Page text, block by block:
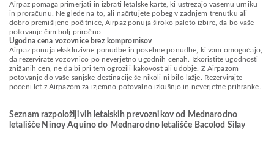
Airpaz pomaga primerjati in izbrati letalske karte, ki ustrezajo vašemu urniku
in proračunu. Ne glede na to, ali načrtujete pobeg v zadnjem trenutku ali
dobro premišljene počitnice, Airpaz ponuja široko paleto izbire, da bo vaše
potovanje čim bolj priročno.
Ugodna cena vozovnice brez kompromisov
Airpaz ponuja ekskluzivne ponudbe in posebne ponudbe, ki vam omogočajo,
da rezervirate vozovnico po neverjetno ugodnih cenah. Izkoristite ugodnosti
znižanih cen, ne da bi pri tem ogrozili kakovost ali udobje. Z Airpazom
potovanje do vaše sanjske destinacije še nikoli ni bilo lažje. Rezervirajte
poceni let z Airpazom za izjemno potovalno izkušnjo in neverjetne prihranke.
Seznam razpoložljivih letalskih prevoznikov od Mednarodno
letališče Ninoy Aquino do Mednarodno letališče Bacolod Silay